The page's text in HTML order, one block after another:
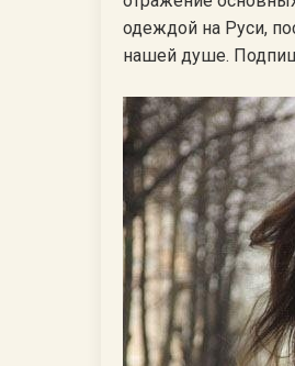
одеждой на Руси,
нашей душе.